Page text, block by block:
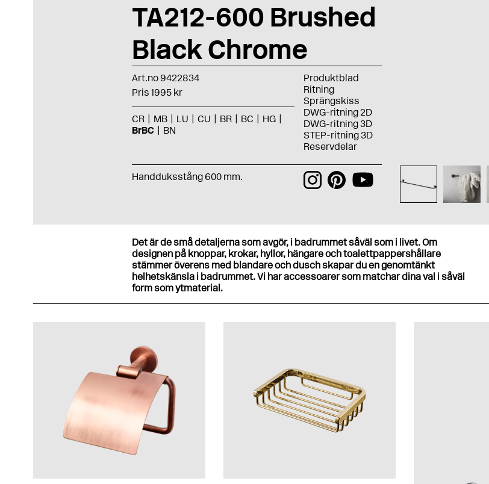
TA212-600 Brushed
Black Chrome
Art.no 9422834
Pris 1995 kr
CR MB LU CU BR BC
HG
BrBC
BN
Produktblad
Ritning
Sprängskiss
DWG-ritning 2D
DWG-ritning 3D
STEP-ritning 3D
Reservdelar
Handduksstång 600 mm.
Det är de små detaljerna som avgör, i badrummet såväl som i livet. Om
designen på knoppar, krokar, hyllor, hängare och toalettpappershållare
stämmer överens med blandare och dusch skapar du en genomtänkt
helhetskänsla i badrummet. Vi har accessoarer som matchar dina val i såväl
form som ytmaterial.